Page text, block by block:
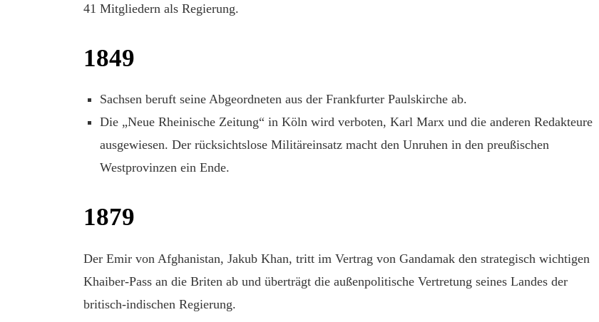
41 Mitgliedern als Regierung.
1849
Sachsen beruft seine Abgeordneten aus der Frankfurter Paulskirche ab.
Die „Neue Rheinische Zeitung“ in Köln wird verboten, Karl Marx und die anderen Redakteure
ausgewiesen. Der rücksichtslose Militäreinsatz macht den Unruhen in den preußischen
Westprovinzen ein Ende.
1879
Der Emir von Afghanistan, Jakub Khan, tritt im Vertrag von Gandamak den strategisch wichtigen
Khaiber-Pass an die Briten ab und überträgt die außenpolitische Vertretung seines Landes der
britisch-indischen Regierung.